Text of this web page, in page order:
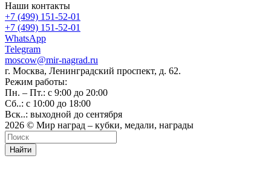
Наши контакты
+7 (499) 151-52-01
+7 (499) 151-52-01
WhatsApp
Telegram
moscow@mir-nagrad.ru
г. Москва, Ленинградский проспект, д. 62.
Режим работы:
Пн. – Пт.: с 9:00 до 20:00
Сб..: с 10:00 до 18:00
Вск..: выходной до сентября
2026 © Мир наград – кубки, медали, награды
Найти